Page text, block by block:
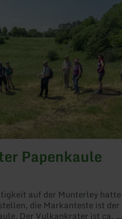
Papenkaule
auf der Munterley hatte
die Markanteste ist der
Der Vulkankrater ist ca. 80